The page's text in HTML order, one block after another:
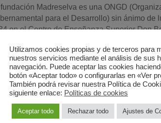
fundación Madreselva es una ONGD
para el Desarrollo) sin ánimo de
en el Centro de Enseñanza Superior Don
nacional e internacional.
que un mundo más justo es posible.
es la cooperación internacional para el
humano, social y económico para
al progreso y promoción humana, en
Y MUJER.
Utilizamos cookies propias y de terceros para
nuestros servicios mediante el análisis de sus
navegación. Puede aceptar las cookies
botón «Aceptar todo» o configurarlas en «Ver
También podrá revisar nuestra Política de
siguiente enlace: Políticas de cookies
Aceptar todo Rechazar todo Ajustes de